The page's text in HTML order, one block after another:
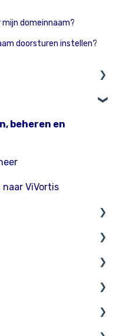
mijn domeinnaam?
doorsturen instellen?
beheren en
ViVortis
en promoties
tarieven en